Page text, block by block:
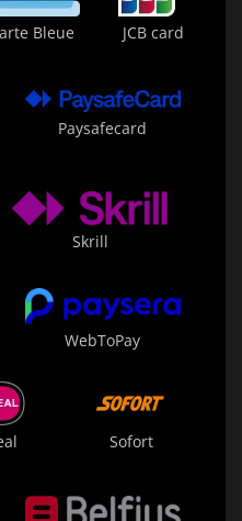
Bleue JCB card
Paysafecard
Skrill
WebToPay
Sofort